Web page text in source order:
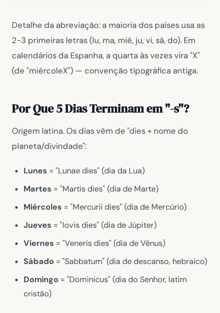
Detalhe da abreviação: a maioria dos países usa as
2-3 primeiras letras (lu, ma, mié, ju, vi, sá, do). Em
calendários da Espanha, a quarta às vezes vira "X"
(de "miércoleX") — convenção tipográfica antiga.
Por Que 5 Dias Terminam em "-s"?
Origem latina. Os dias vêm de "dies + nome do
planeta/divindade":
Lunes = "Lunae dies" (dia da Lua)
Martes = "Martis dies" (dia de Marte)
Miércoles = "Mercurii dies" (dia de Mercúrio)
Jueves = "Iovis dies" (dia de Júpiter)
Viernes = "Veneris dies" (dia de Vênus)
Sábado = "Sabbatum" (dia de descanso, hebraico)
Domingo = "Dominicus" (dia do Senhor, latim
cristão)